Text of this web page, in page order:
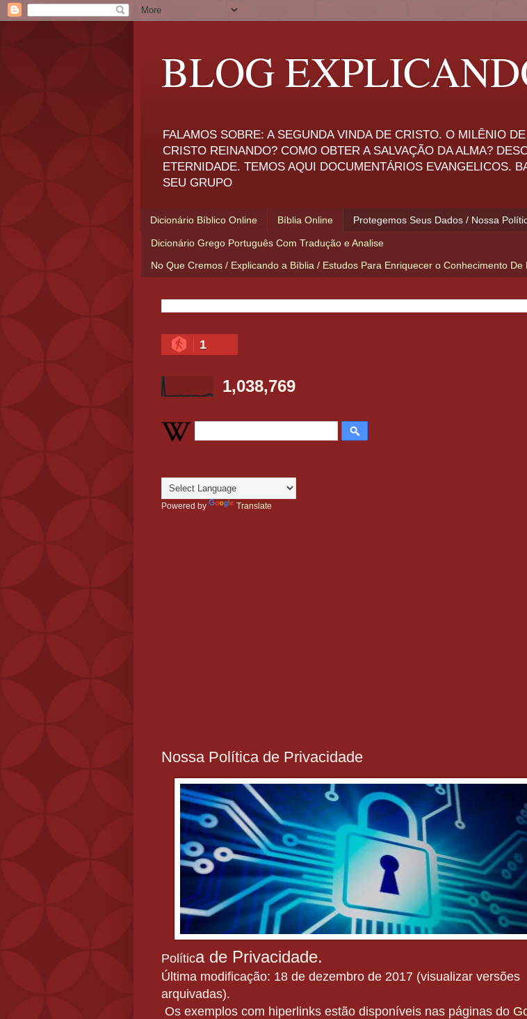
BLOG
FALAMOS SOBRE: A SEGUNDA VINDA DE CRISTO. O MILÊNIO
CRISTO REINANDO? COMO OBTER A SALVAÇÃO DA ALMA?
ETERNIDADE. TEMOS AQUI DOCUMENTÁRIOS EVANGELICOS.
SEU GRUPO
Dicionário Bíblico Online Bíblia Online Protegemos Seus Dados / Nossa
Dicionário Grego Português Com Tradução e Analise
No Que Cremos / Explicando a Bíblia / Estudos Para Enriquecer o Conhecimento De
1
1,038,769
Powered by Translate
Nossa Política de Privacidade
Política de Privacidade.
Última modificação: 18 de dezembro de 2017 (visualizar versões
arquivadas).
Os exemplos com hiperlinks estão disponíveis nas páginas do